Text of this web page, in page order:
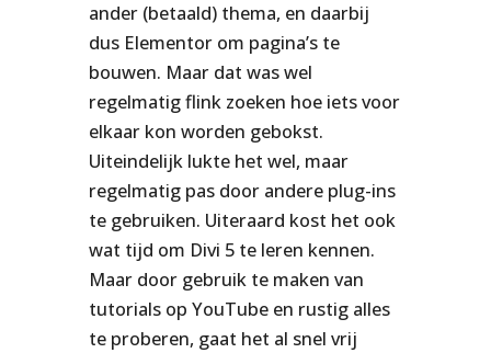
ander (betaald) thema, en daarbij
dus Elementor om pagina’s te
bouwen. Maar dat was wel
regelmatig flink zoeken hoe iets voor
elkaar kon worden gebokst.
Uiteindelijk lukte het wel, maar
regelmatig pas door andere plug-ins
te gebruiken. Uiteraard kost het ook
wat tijd om Divi 5 te leren kennen.
Maar door gebruik te maken van
tutorials op YouTube en rustig alles
te proberen, gaat het al snel vrij